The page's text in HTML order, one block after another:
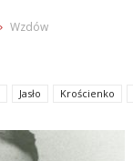
Wzdów
Jasło Krościenko